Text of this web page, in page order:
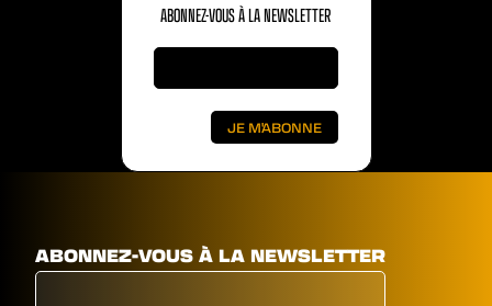
ABONNEZ-VOUS À LA NEWSLETTER
ABONNEZ-VOUS À LA NEWSLETTER